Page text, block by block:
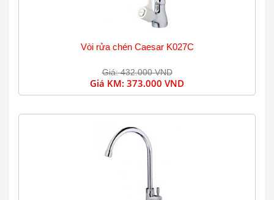
Vòi rửa chén Caesar K027C
Giá: 432.000 VND
Giá KM: 373.000 VND